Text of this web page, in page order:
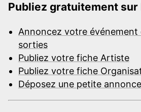
Publiez gratuitement
Annoncez votre événement
sorties
Publiez votre fiche Artiste
Publiez votre fiche
Déposez une petite annonce